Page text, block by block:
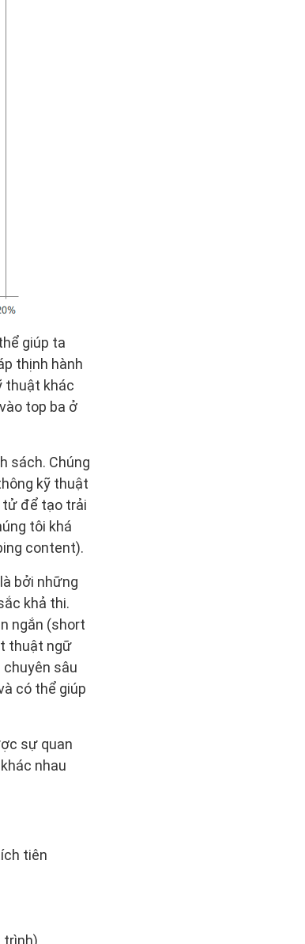
giúp ta
thịnh hành
thuật khác
top ba ở
sách. Chúng
kỹ thuật
tử để tạo trải
tôi khá
content).
bởi những
khả thi.
ngắn (short
thuật ngữ
sâu
có thể giúp
sự quan
nhau
tiên